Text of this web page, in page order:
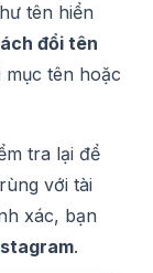
tên hiển
đổi tên
tên hoặc
tra lại để
với tài
xác, bạn
.